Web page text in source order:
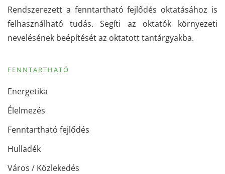
Rendszerezett a fenntartható fejlődés oktatásához is
felhasználható tudás. Segíti az oktatók környezeti
nevelésének beépítését az oktatott tantárgyakba.
FENNTARTHATÓ
Energetika
Élelmezés
Fenntartható fejlődés
Hulladék
Város / Közlekedés